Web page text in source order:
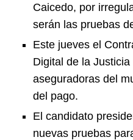
Caicedo, por
serán las pruebas
Este jueves el
Digital de la
aseguradoras del
del pago.
El candidato
nuevas pruebas